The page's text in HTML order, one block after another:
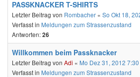
PASSKNACKER T-SHIRTS
Letzter Beitrag von Rombacher « So Okt 18,
Verfasst in Meldungen zum Strassenzustand
Antworten:26
Willkommen beim Passknacker
Letzter Beitrag von Adi « Mo Dez 31, 2012 7:30
Verfasst in Meldungen zum Strassenzustand